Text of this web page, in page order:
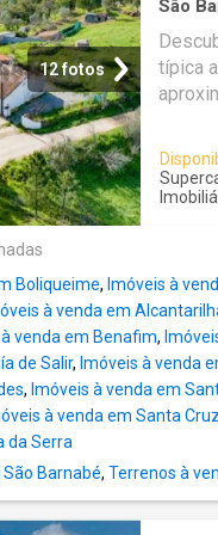
vistas
Esta
12 fotos
São
típica
Com
de
amplo
Boliqueime, Imóveis à
à venda em
à venda em Benafim,
de Salir, Imóveis à venda
, Imóveis à venda em
à venda em Santa
da Serra
Barnabé, Terrenos à